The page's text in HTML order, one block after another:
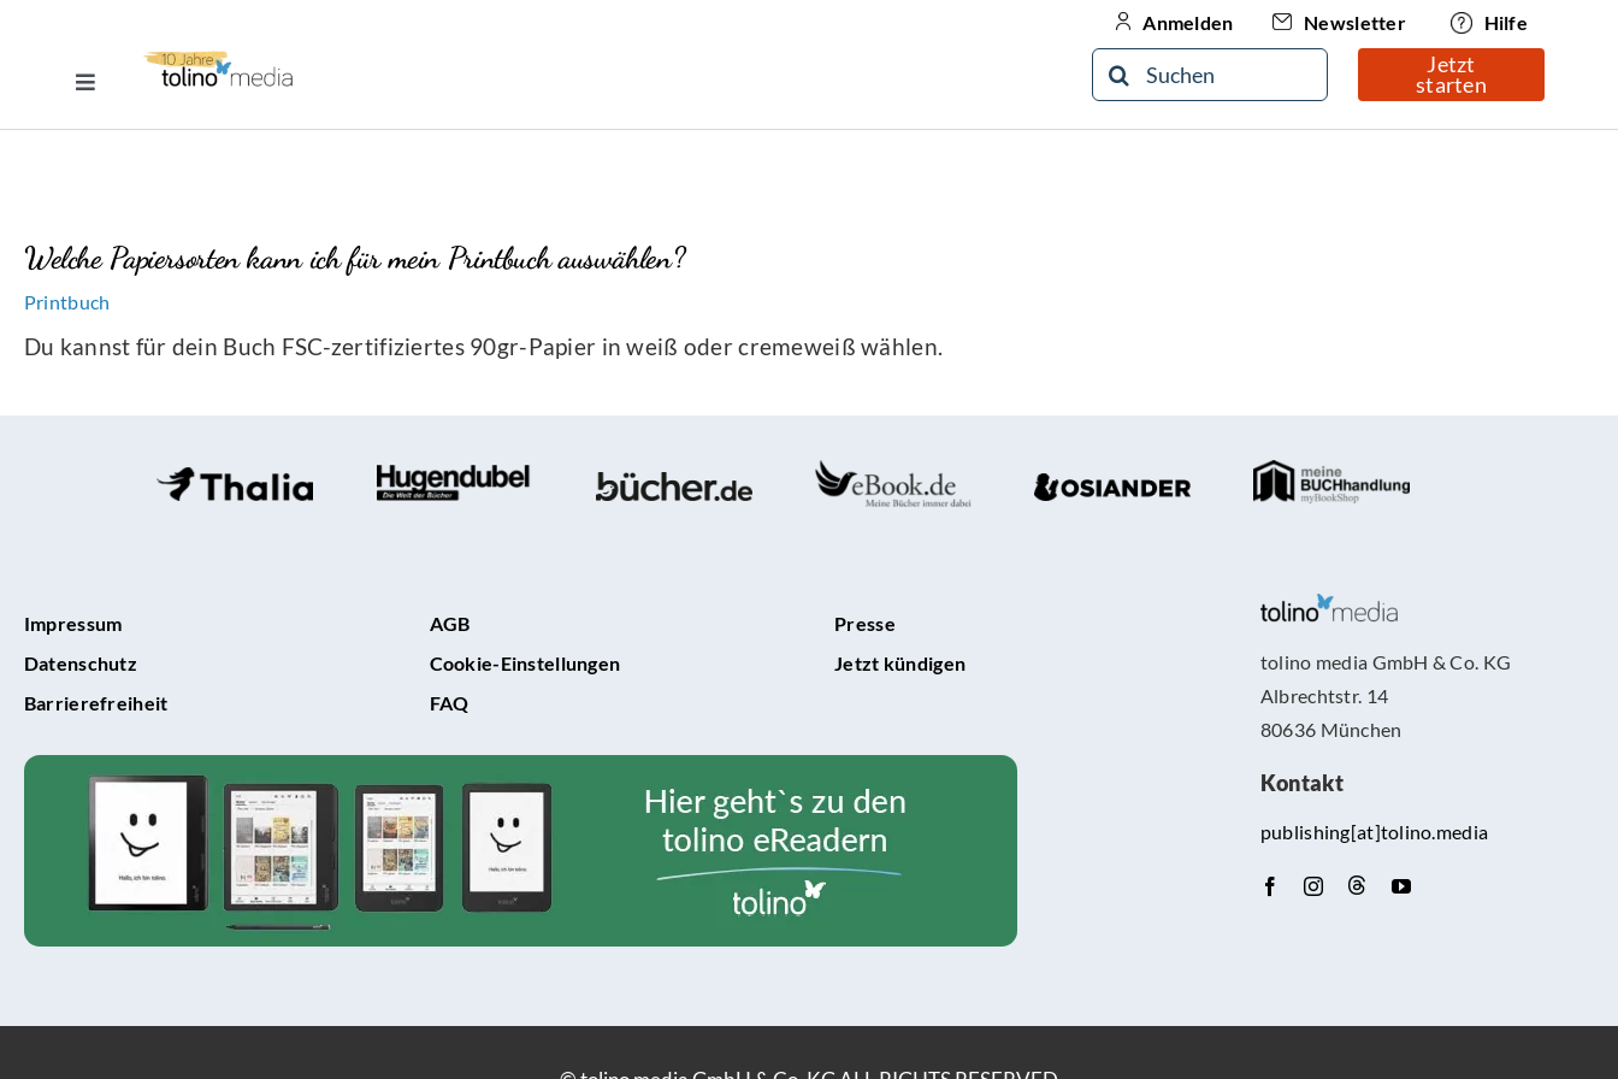
Anmelden Newsletter Hilfe
Toggle
Selfpublishing
Printbuch
Suche
nach:
Jetzt
starten
Welche Papiersorten kann ich für mein Printbuch auswählen?
Printbuch
Du kannst für dein Buch FSC-zertifiziertes 90gr-Papier in weiß oder cremeweiß wählen.
Impressum
Datenschutz
Barrierefreiheit
AGB
Cookie-Einstellungen
FAQ
Presse
Jetzt kündigen
tolino media GmbH & Co. KG
Albrechtstr. 14
80636 München
Kontakt
publishing[at]tolino.media